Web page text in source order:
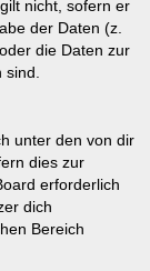
nicht, sofern er
der Daten (z.
die Daten zur
sind.
unter den von dir
dies zur
erforderlich
dich
Bereich